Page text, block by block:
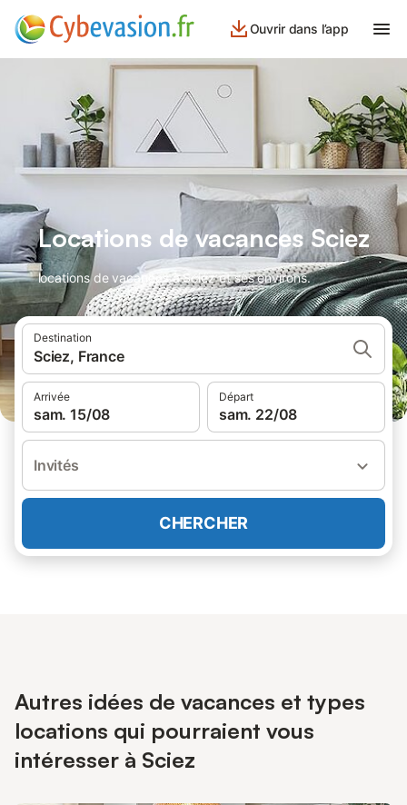
Ouvrir dans l’app
Locations de vacances Sciez
locations de vacances à Sciez et ses environs.
Destination
Sciez, France
Arrivée
sam. 15/08
Départ
sam. 22/08
Invités
CHERCHER
Autres idées de vacances et types
locations qui pourraient vous
intéresser à Sciez